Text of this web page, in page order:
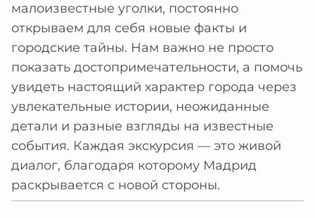
малоизвестные уголки, постоянно
открываем для себя новые факты и
городские тайны. Нам важно не просто
показать достопримечательности, а помочь
увидеть настоящий характер города через
увлекательные истории, неожиданные
детали и разные взгляды на известные
события. Каждая экскурсия — это живой
диалог, благодаря которому Мадрид
раскрывается с новой стороны.